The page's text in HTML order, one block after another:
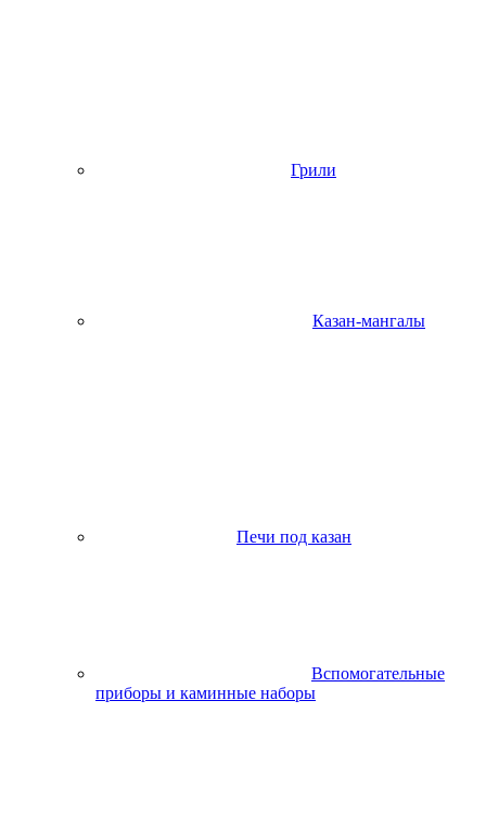
Грили
Казан-мангалы
Печи под казан
Вспомогательные
приборы и каминные наборы